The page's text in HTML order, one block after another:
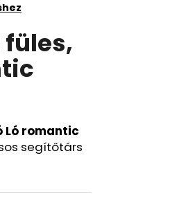
füles,
Ló romantic
segítőtárs